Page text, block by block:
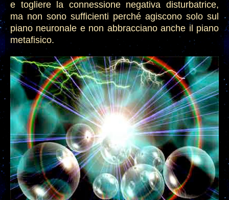
e togliere la connessione negativa disturbatrice,
ma non sono sufficienti perché agiscono solo sul
piano neuronale e non abbracciano anche il piano
metafisico.